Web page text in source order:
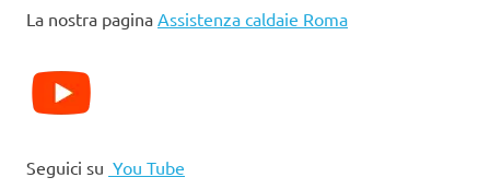
La nostra pagina Assistenza caldaie Roma
Seguici su You Tube